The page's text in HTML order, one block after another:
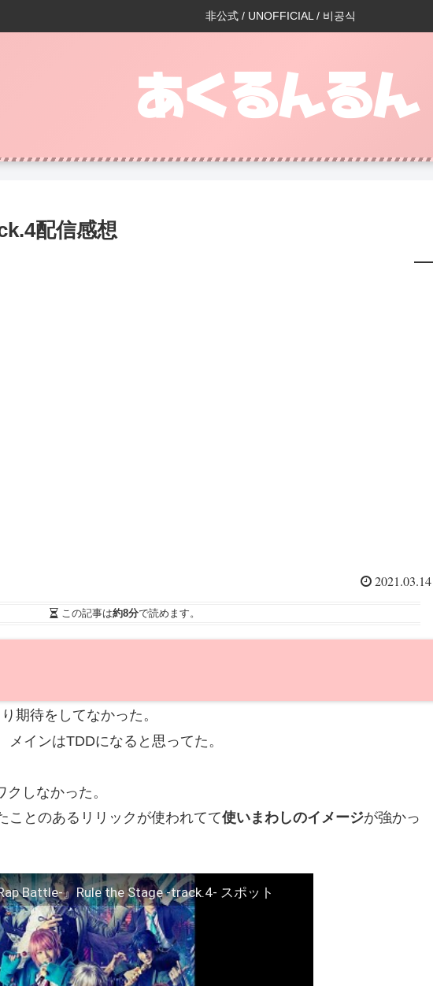
非公式 / UNOFFICIAL / 비공식
配信感想
2021.03.14
この記事は約8分で読めます。
期待をしてなかった。
インはTDDになると思ってた。
しなかった。
ことのあるリリックが使われてて使いまわしのイメージが強かっ
Battle-』Rule the Stage -track.4- スポット